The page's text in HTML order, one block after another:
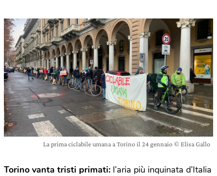
La prima ciclabile umana a Torino il 24 gennaio © Elisa Gallo
Torino vanta tristi primati: l’aria più inquinata d’Italia